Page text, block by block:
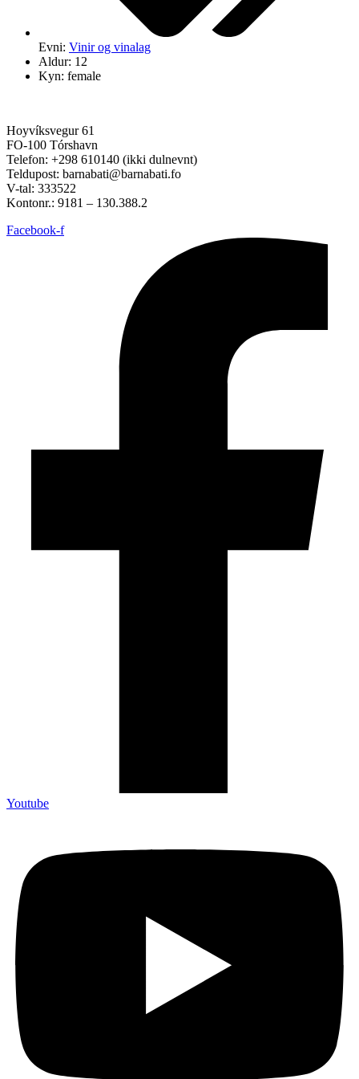
Evni: Vinir og vinalag
Aldur: 12
Kyn: female
Hoyvíksvegur 61
FO-100 Tórshavn
Telefon: +298 610140 (ikki dulnevnt)
Teldupost: barnabati@barnabati.fo
V-tal: 333522
Kontonr.: 9181 – 130.388.2
Facebook-f
Youtube